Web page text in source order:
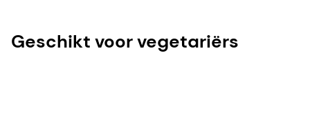
Geschikt voor vegetariërs